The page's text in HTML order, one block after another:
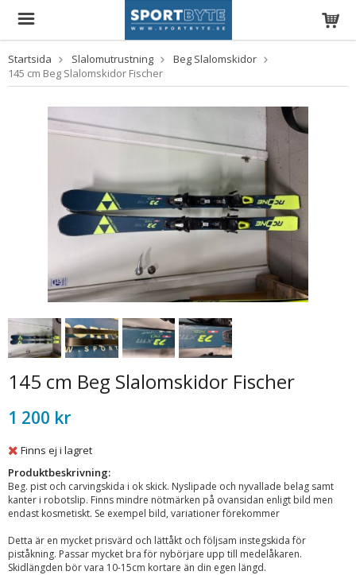
Startsida Slalomutrustning
Beg Slalomskidor
145 cm Beg Slalomskidor Fischer
145 cm Beg Slalomskidor Fischer
1 200 kr
Finns ej i lagret
Produktbeskrivning:
Beg. pist och carvingskida i ok skick. Nyslipade och nyvallade belag samt
kanter i robotslip. Finns mindre nötmärken på ovansidan enligt bild men
endast kosmetiskt. Se exempel bild, variationer förekommer
Detta är en mycket prisvärd och lättåkt och följsam instegskida för
piståkning. Passar mycket bra för nybörjare upp till medelåkaren.
Skidlängden bör vara 10-15cm kortare än din egen längd.